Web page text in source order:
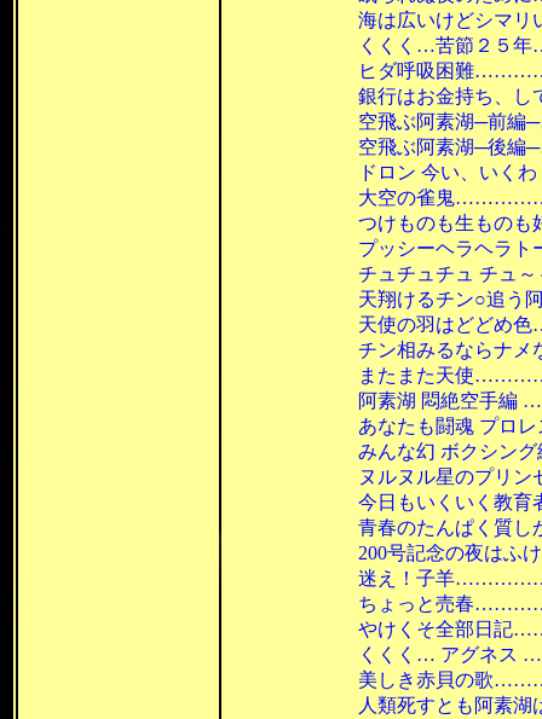
海は広いけどシマリい
くくく…苦節２５年
ヒダ呼吸困難
銀行はお金持ち、して
空飛ぶ阿素湖─前編
空飛ぶ阿素湖─後編
ドロン 今い、いくわ
大空の雀鬼
つけものも生ものも好
プッシーヘラヘラトー
チュチュチュ チュ～～
天翔けるチン○追う阿
天使の羽はどどめ色
チン相みるならナメな
またまた天使
阿素湖 悶絶空手編
あなたも闘魂 プロレス
みんな幻 ボクシング
ヌルヌル星のプリンセ
今日もいくいく教育
青春のたんぱく質しか
200号記念の夜はふけ
迷え！子羊
ちょっと売春
やけくそ全部日記
くくく… アグネス
美しき赤貝の歌
人類死すとも阿素湖は